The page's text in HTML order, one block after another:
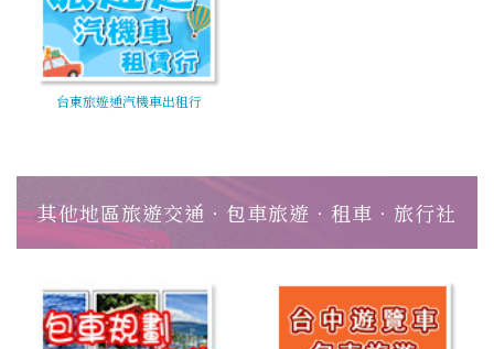
台東旅遊通汽機車出租行
其他地區旅遊交通‧包車旅遊‧租車‧旅行社